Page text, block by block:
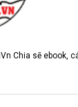
Chia sẽ ebook,